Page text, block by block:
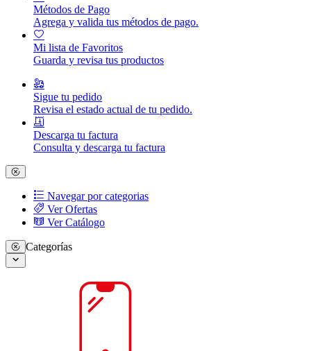
Métodos de Pago
Agrega y valida tus métodos de pago.
Mi lista de Favoritos
Guarda y revisa tus productos
Sigue tu pedido
Revisa el estado actual de tu pedido.
Descarga tu factura
Consulta y descarga tu factura
Navegar por categorias
Ver Ofertas
Ver Catálogo
Categorías